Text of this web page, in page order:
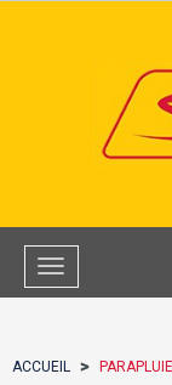
Toggle
navigation
ACCUEIL >